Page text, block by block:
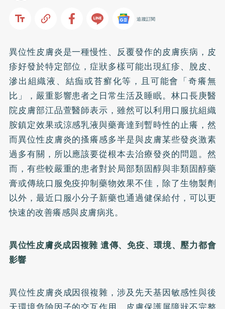
追蹤訂閱
異位性皮膚炎是一種慢性、反覆發作的皮膚疾病，皮
疹好發於特定部位，症狀多樣可能出現紅疹、脫皮、
滲出組織液、結痂或苔癬化等，且可能會「奇癢無
比」，嚴重影響患者之日常生活及睡眠。林口長庚醫
院皮膚部江品萱醫師表示，雖然可以利用口服抗組織
胺鎮定效果或涼感乳液與藥膏達到暫時性的止癢，然
而異位性皮膚炎的搔癢感多半是與皮膚某些發炎激素
過多有關，所以應該要從根本去治療發炎的問題。然
而，有些較嚴重的患者對於局部類固醇與非類固醇藥
膏或傳統口服免疫抑制藥物效果不佳，除了生物製劑
以外，最近口服小分子新藥也通過健保給付，可以更
快速的改善癢感與皮膚病兆。
異位性皮膚炎成因複雜 遺傳、免疫、環境、壓力都會
影響
異位性皮膚炎成因很複雜，涉及先天基因敏感性與後